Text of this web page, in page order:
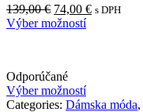
139,00€ 74,00 € s DPH
Výber možností
Odporúčané
Výber možností
Categories: Dámska móda,